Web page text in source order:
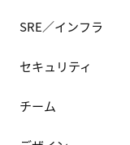
SRE／インフラ
セキュリティ
チーム